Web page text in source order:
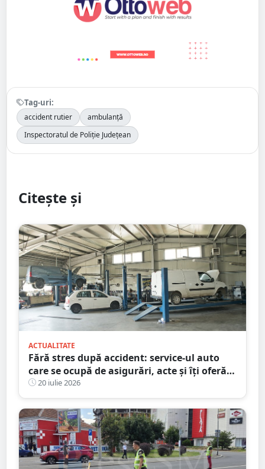
Tag-uri:
accident rutier
ambulanță
Inspectoratul de Poliție Județean
Citește și
ACTUALITATE
Fără stres după accident: service-ul auto
care se ocupă de asigurări, acte și îți oferă
mașină la schimb
20 iulie 2026